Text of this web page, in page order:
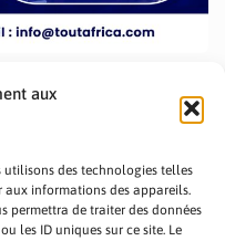
aux
utilisons des technologies telles
aux informations des appareils.
permettra de traiter des données
les ID uniques sur ce site. Le